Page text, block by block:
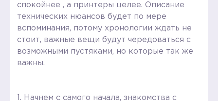
спокойнее , а принтеры целее. Описание
технических нюансов будет по мере
вспоминания, потому хронологии ждать не
стоит, важные вещи будут чередоваться с
возможными пустяками, но которые так же
важны.
1. Начнем с самого начала, знакомства с